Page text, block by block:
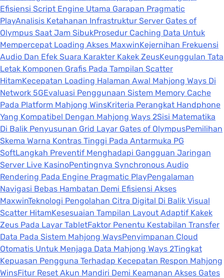
Efisiensi Script Engine Utama Garapan Pragmatic
PlayAnalisis Ketahanan Infrastruktur Server Gates of
Olympus Saat Jam SibukProsedur Caching Data Untuk
Mempercepat Loading Akses MaxwinKejernihan Frekuensi
Audio Dan Efek Suara Karakter Kakek ZeusKeunggulan Tata
Letak Komponen Grafis Pada Tampilan Scatter
HitamKecepatan Loading Halaman Awal Mahjong Ways Di
Network 5GEvaluasi Penggunaan Sistem Memory Cache
Pada Platform Mahjong WinsKriteria Perangkat Handphone
Yang Kompatibel Dengan Mahjong Ways 2Sisi Matematika
Di Balik Penyusunan Grid Layar Gates of OlympusPemilihan
Skema Warna Kontras Tinggi Pada Antarmuka PG
SoftLangkah Preventif Menghadapi Gangguan Jaringan
Server Live KasinoPentingnya Synchronous Audio
Rendering Pada Engine Pragmatic PlayPengalaman
Navigasi Bebas Hambatan Demi Efisiensi Akses
MaxwinTeknologi Pengolahan Citra Digital Di Balik Visual
Scatter HitamKesesuaian Tampilan Layout Adaptif Kakek
Zeus Pada Layar TabletFaktor Penentu Kestabilan Transfer
Data Pada Sistem Mahjong WaysPenyimpanan Cloud
Otomatis Untuk Menjaga Data Mahjong Ways 2Tingkat
Kepuasan Pengguna Terhadap Kecepatan Respon Mahjong
WinsFitur Reset Akun Mandiri Demi Keamanan Akses Gates